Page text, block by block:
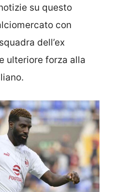
su questo
con
dell’ex
ulteriore forza alla